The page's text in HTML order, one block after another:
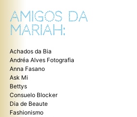
AMIGOS DA
MARIAH:
Achados da Bia
Andréa Alves Fotografia
Anna Fasano
Ask Mi
Bettys
Consuelo Blocker
Dia de Beaute
Fashionismo